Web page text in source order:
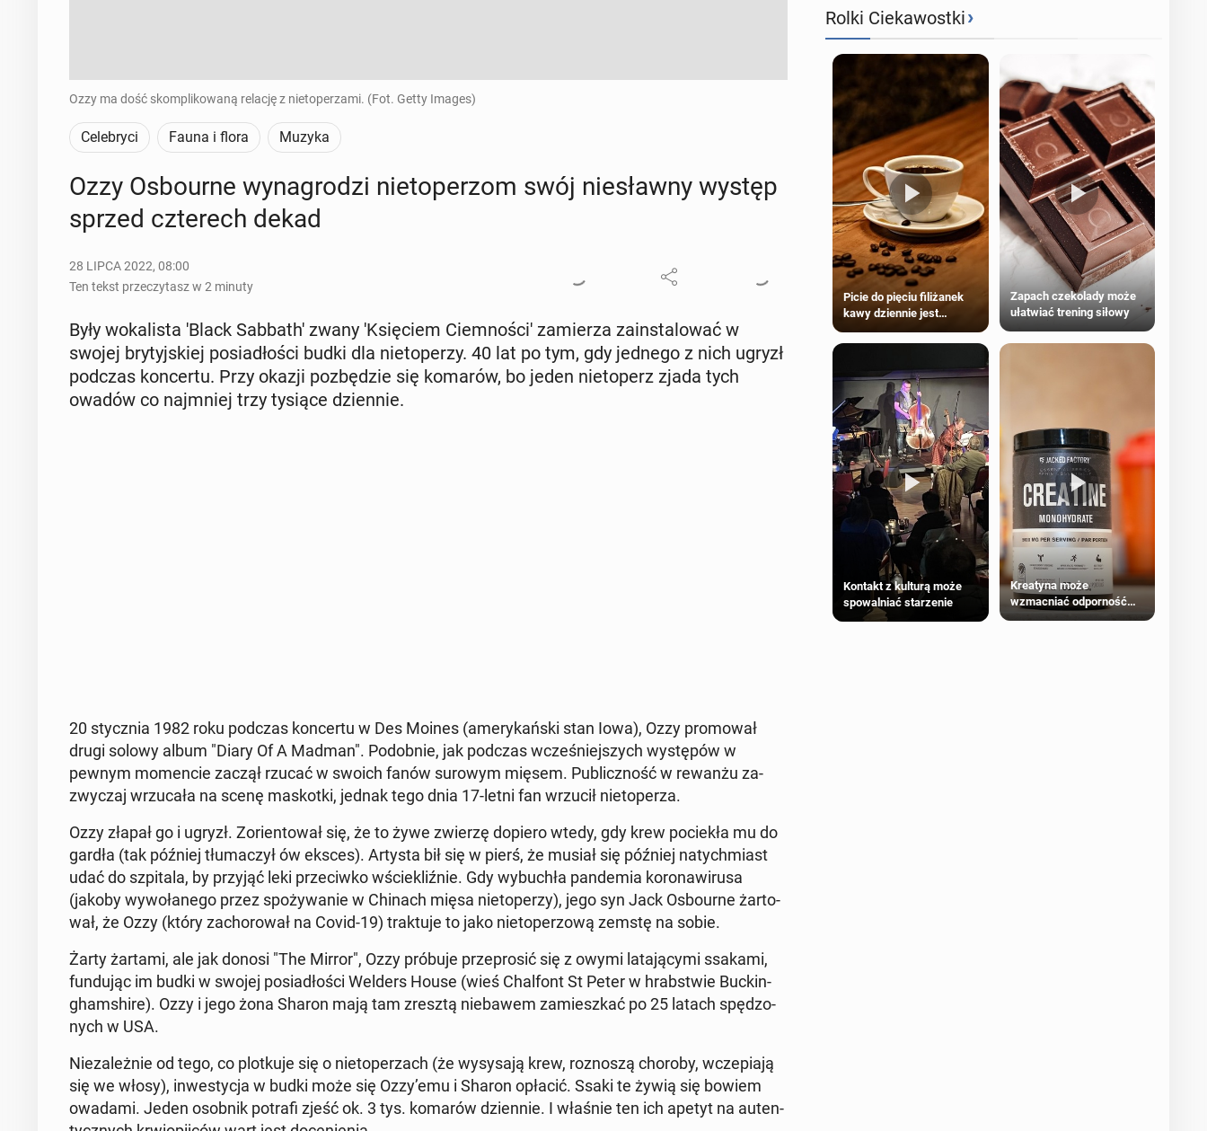
Ozzy ma dość skomplikowaną relację z nietoperzami. (Fot. Getty Images)
Celebryci Fauna i flora Muzyka
Ozzy Osbo­ur­ne wy­na­gro­dzi nie­to­pe­rzom swój nie­sław­ny występ
sprzed czte­rech dekad
28 LIPCA 2022, 08:00
Ten tekst przeczytasz w 2 minuty
Były wo­ka­li­sta 'Black Sab­ba­th' zwany 'K­się­ciem Ciem­no­ści' za­mie­rza za­in­sta­lo­wać w
swojej bry­tyj­skiej po­sia­dło­ści budki dla nie­to­pe­rzy. 40 lat po tym, gdy jednego z nich ugryzł
podczas kon­cer­tu. Przy okazji po­zbę­dzie się komarów, bo jeden nie­to­perz zjada tych
owadów co naj­mniej trzy tysiące dzien­nie.
20 stycz­nia 1982 roku podczas kon­cer­tu w Des Moines (ame­ry­kań­ski stan Iowa), Ozzy pro­mo­wał
drugi solowy album "Diary Of A Madman". Po­dob­nie, jak podczas wcze­śniej­szych wy­stę­pów w
pewnym mo­men­cie zaczął rzucać w swoich fanów surowym mięsem. Pu­blicz­ność w rewanżu za­
zwy­czaj wrzu­ca­ła na scenę ma­skot­ki, jednak tego dnia 17-letni fan wrzucił nie­to­pe­rza.
Ozzy złapał go i ugryzł. Zo­rien­to­wał się, że to żywe zwierzę dopiero wtedy, gdy krew po­cie­kła mu do
gardła (tak później tłu­ma­czył ów eksces). Artysta bił się w pierś, że musiał się później na­tych­miast
udać do szpi­ta­la, by przyjąć leki prze­ciw­ko wście­kliź­nie. Gdy wy­bu­chła pan­de­mia ko­ro­na­wi­ru­sa
(jakoby wy­wo­ła­ne­go przez spo­ży­wa­nie w Chinach mięsa nie­to­pe­rzy), jego syn Jack Osbo­ur­ne żar­to­
wał, że Ozzy (który za­cho­ro­wał na Covid-19) trak­tu­je to jako nie­to­pe­rzo­wą zemstę na sobie.
Żarty żartami, ale jak donosi "The Mirror", Ozzy próbuje prze­pro­sić się z owymi la­ta­ją­cy­mi ssakami,
fun­du­jąc im budki w swojej po­sia­dło­ści Welders House (wieś Chal­font St Peter w hrab­stwie Buc­kin­
gham­shi­re). Ozzy i jego żona Sharon mają tam zresztą nie­ba­wem za­miesz­kać po 25 latach spę­dzo­
nych w USA.
Nie­za­leż­nie od tego, co plot­ku­je się o nie­to­per­zach (że wy­sy­sa­ją krew, roz­no­szą choroby, wcze­pia­ją
się we włosy), in­we­sty­cja w budki może się Ozzy’emu i Sharon opłacić. Ssaki te żywią się bowiem
owadami. Jeden osobnik potrafi zjeść ok. 3 tys. komarów dzien­nie. I właśnie ten ich apetyt na au­ten­
Rolki Ciekawostki›
Picie do pięciu filiżanek
kawy dziennie jest
większości dorosłych
Zapach czekolady może
ułatwiać trening siłowy
Kontakt z kulturą może
spowalniać starzenie
Kreatyna może
wzmacniać odporność
przeciw nowotworom